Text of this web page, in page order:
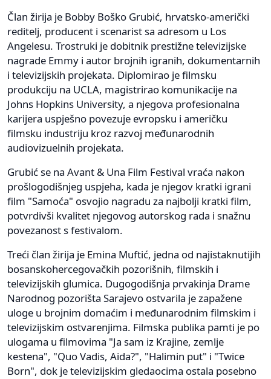
Član žirija je Bobby Boško Grubić, hrvatsko-američki
reditelj, producent i scenarist sa adresom u Los
Angelesu. Trostruki je dobitnik prestižne televizijske
nagrade Emmy i autor brojnih igranih, dokumentarnih
i televizijskih projekata. Diplomirao je filmsku
produkciju na UCLA, magistrirao komunikacije na
Johns Hopkins University, a njegova profesionalna
karijera uspješno povezuje evropsku i američku
filmsku industriju kroz razvoj međunarodnih
audiovizuelnih projekata.
Grubić se na Avant & Una Film Festival vraća nakon
prošlogodišnjeg uspjeha, kada je njegov kratki igrani
film "Samoća" osvojio nagradu za najbolji kratki film,
potvrdivši kvalitet njegovog autorskog rada i snažnu
povezanost s festivalom.
Treći član žirija je Emina Muftić, jedna od najistaknutijih
bosanskohercegovačkih pozorišnih, filmskih i
televizijskih glumica. Dugogodišnja prvakinja Drame
Narodnog pozorišta Sarajevo ostvarila je zapažene
uloge u brojnim domaćim i međunarodnim filmskim i
televizijskim ostvarenjima. Filmska publika pamti je po
ulogama u filmovima "Ja sam iz Krajine, zemlje
kestena", "Quo Vadis, Aida?", "Halimin put" i "Twice
Born", dok je televizijskim gledaocima ostala posebno